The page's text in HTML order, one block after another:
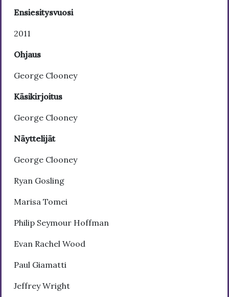
Ensiesitysvuosi
2011
Ohjaus
George Clooney
Käsikirjoitus
George Clooney
Näyttelijät
George Clooney
Ryan Gosling
Marisa Tomei
Philip Seymour Hoffman
Evan Rachel Wood
Paul Giamatti
Jeffrey Wright